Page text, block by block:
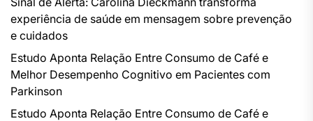
experiência de saúde em mensagem sobre prevenção
e cuidados
Estudo Aponta Relação Entre Consumo de Café e
Melhor Desempenho Cognitivo em Pacientes com
Parkinson
Estudo Aponta Relação Entre Consumo de Café e